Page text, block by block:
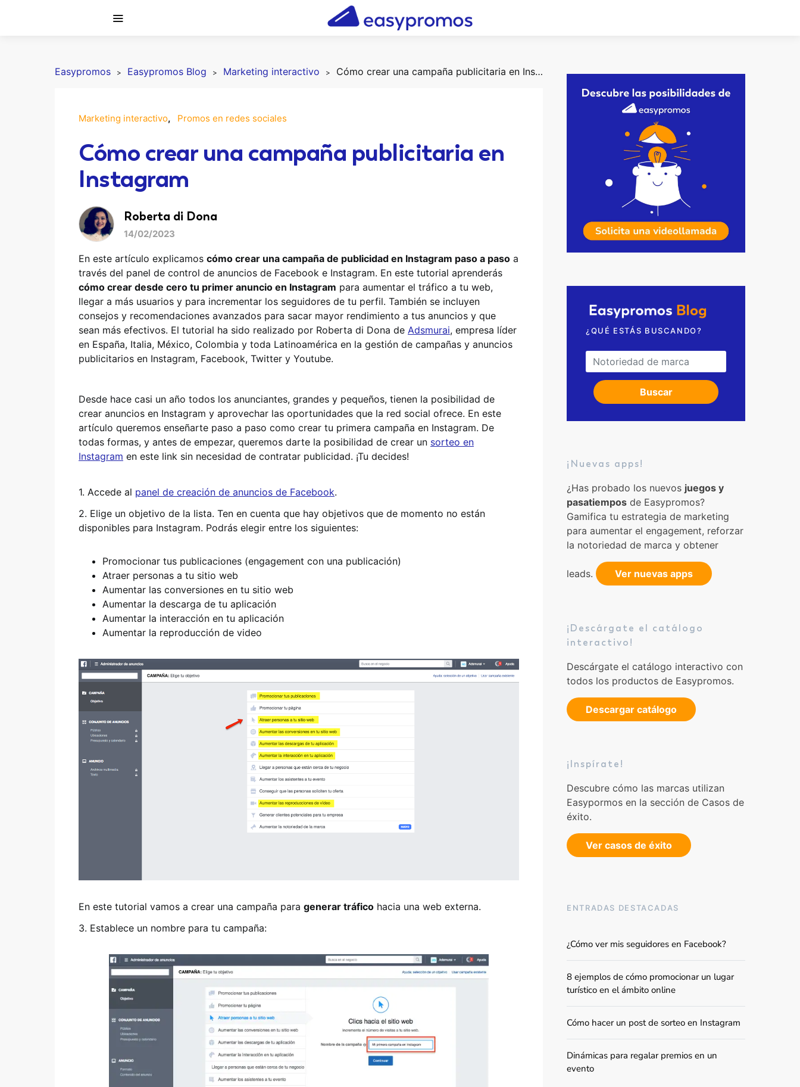
Easypromos Easypromos Blog Marketing interactivo Cómo crear una campaña publicitaria en Instagram
Marketing interactivo Promos en redes sociales
Cómo crear una campaña publicitaria en
Instagram
Roberta di Dona
14/02/2023
En este artículo explicamos cómo crear una campaña de publicidad en Instagram paso a paso a
través del panel de control de anuncios de Facebook e Instagram. En este tutorial aprenderás
cómo crear desde cero tu primer anuncio en Instagram para aumentar el tráfico a tu web,
llegar a más usuarios y para incrementar los seguidores de tu perfil. También se incluyen
consejos y recomendaciones avanzados para sacar mayor rendimiento a tus anuncios y que
sean más efectivos. El tutorial ha sido realizado por Roberta di Dona de Adsmurai, empresa líder
en España, Italia, México, Colombia y toda Latinoamérica en la gestión de campañas y anuncios
publicitarios en Instagram, Facebook, Twitter y Youtube.
Desde hace casi un año todos los anunciantes, grandes y pequeños, tienen la posibilidad de
crear anuncios en Instagram y aprovechar las oportunidades que la red social ofrece. En este
artículo queremos enseñarte paso a paso como crear tu primera campaña en Instagram. De
todas formas, y antes de empezar, queremos darte la posibilidad de crear un sorteo en
Instagram en este link sin necesidad de contratar publicidad. ¡Tu decides!
1. Accede al panel de creación de anuncios de Facebook.
2. Elige un objetivo de la lista. Ten en cuenta que hay objetivos que de momento no están
disponibles para Instagram. Podrás elegir entre los siguientes:
Promocionar tus publicaciones (engagement con una publicación)
Atraer personas a tu sitio web
Aumentar las conversiones en tu sitio web
Aumentar la descarga de tu aplicación
Aumentar la interacción en tu aplicación
Aumentar la reproducción de video
En este tutorial vamos a crear una campaña para generar tráfico hacia una web externa.
3. Establece un nombre para tu campaña:
¿QUÉ ESTÁS BUSCANDO?
Search for:
Buscar
¡Nuevas apps!
¿Has probado los nuevos juegos y
pasatiempos de Easypromos?
Gamifica tu estrategia de marketing
para aumentar el engagement, reforzar
la notoriedad de marca y obtener
leads. Ver nuevas apps
¡Descárgate el catálogo
interactivo!
Descárgate el catálogo interactivo con
todos los productos de Easypromos.
Descargar catálogo
¡Inspírate!
Descubre cómo las marcas utilizan
Easypormos en la sección de Casos de
éxito.
Ver casos de éxito
ENTRADAS DESTACADAS
¿Cómo ver mis seguidores en Facebook?
8 ejemplos de cómo promocionar un lugar
turístico en el ámbito online
Cómo hacer un post de sorteo en Instagram
Dinámicas para regalar premios en un
evento